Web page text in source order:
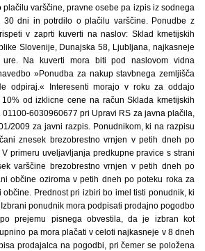
varščine, pravne osebe pa izpis iz sodnega
30 dni in potrdilo o plačilu varščine. Ponudbe z
v zaprti kuverti na naslov: Sklad kmetijskih
Slovenije, Dunajska 58, Ljubljana, najkasneje
Na kuverti mora biti pod naslovom vidna
»Ponudba za nakup stavbnega zemljišča
odpiraj.« Interesenti morajo v roku za oddajo
od izklicne cene na račun Sklada kmetijskih
01100-6030960677 pri Upravi RS za javna plačila,
2009 za javni razpis. Ponudnikom, ki na razpisu
znesek brezobrestno vrnjen v petih dneh po
primeru uveljavljanja predkupne pravice s strani
varščine brezobrestno vrnjen v petih dneh po
občine oziroma v petih dneh po poteku roka za
Prednost pri izbiri bo imel tisti ponudnik, ki
ponudnik mora podpisati prodajno pogodbo
prejemu pisnega obvestila, da je izbran kot
pa mora plačati v celoti najkasneje v 8 dneh
prodajalca na pogodbi, pri čemer se položena